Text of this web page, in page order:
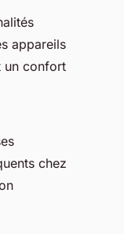
appareils
un confort
chez